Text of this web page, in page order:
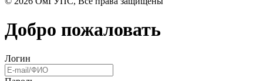
Добро пожаловать
Логин